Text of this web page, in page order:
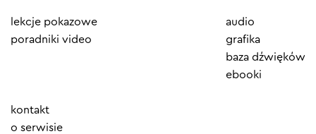
lekcje pokazowe
poradniki video
audio
grafika
baza dźwięków
ebooki
Element
menu
kontakt
o serwisie